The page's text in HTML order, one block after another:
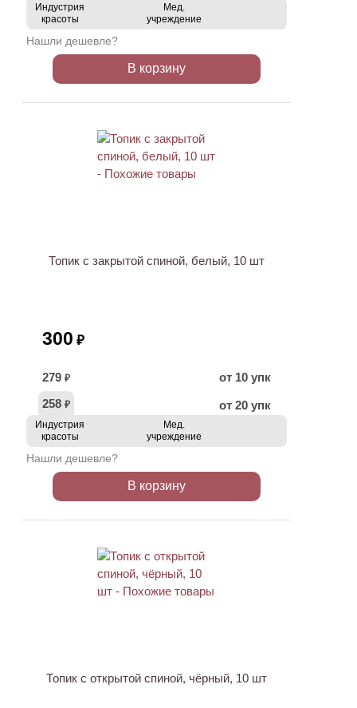
Индустрия
красоты
Мед.
учреждение
Нашли дешевле?
В корзину
Топик с закрытой спиной, белый, 10 шт
300 ₽
279 ₽
от 10 упк
258 ₽ от 20 упк
Индустрия
красоты
Мед.
учреждение
Нашли дешевле?
В корзину
Топик с открытой спиной, чёрный, 10 шт